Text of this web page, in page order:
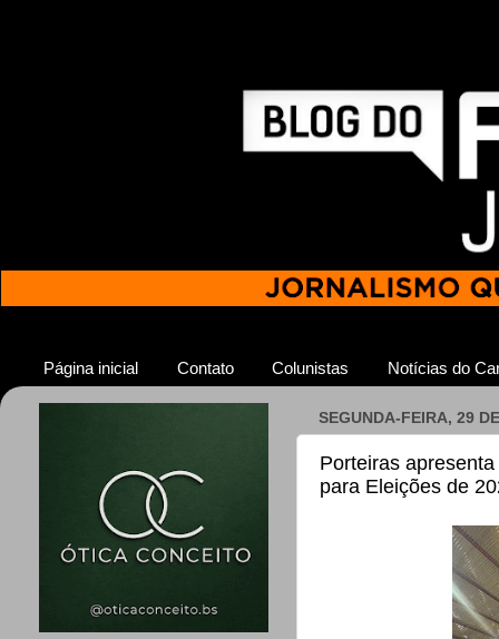
Página inicial Contato Colunistas Notícias do
SEGUNDA-FEIRA, 29
Porteiras
para Eleições de